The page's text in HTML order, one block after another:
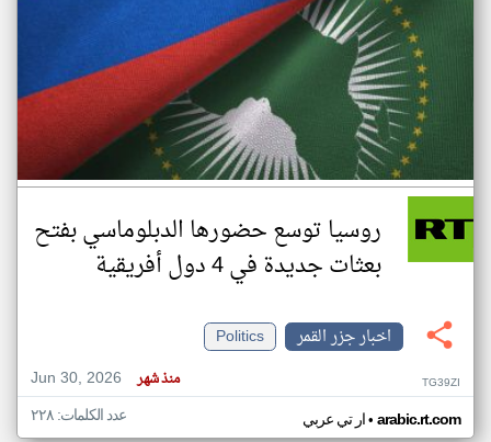
روسيا توسع حضورها الدبلوماسي بفتح
بعثات جديدة في 4 دول أفريقية
اخبار جزر القمر
Politics
Jun 30, 2026
منذ شهر TG39ZI
ار تي عربي• arabic.rt.com عدد الكلمات: ٢٢٨